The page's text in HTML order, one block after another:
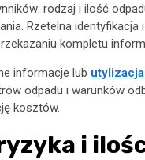
rodzaj i ilość
Rzetelna
kompletu
informacje lub
odpadu i warunków
kosztów.
i